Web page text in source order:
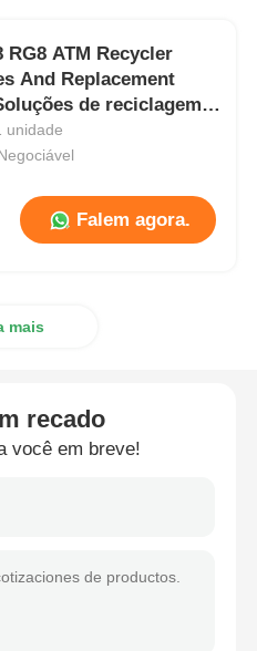
RG8 ATM Recycler
And Replacement
de reciclagem
unidade
Falem agora.
mais
recado
você em breve!